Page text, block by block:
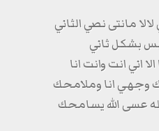
مانتى نصي الثاني
بس بشكل ثاني
اني انت وانت انا
وجهي انا وملامحك
عسى الله يسامحك